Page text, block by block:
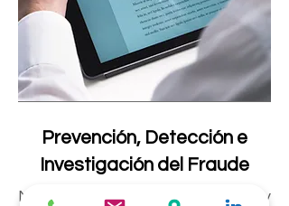
Prevención, Detección e
Investigación del Fraude
Nuestro objetivo es Prevenir y